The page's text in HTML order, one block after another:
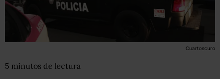
Cuartoscuro
5 minutos de lectura